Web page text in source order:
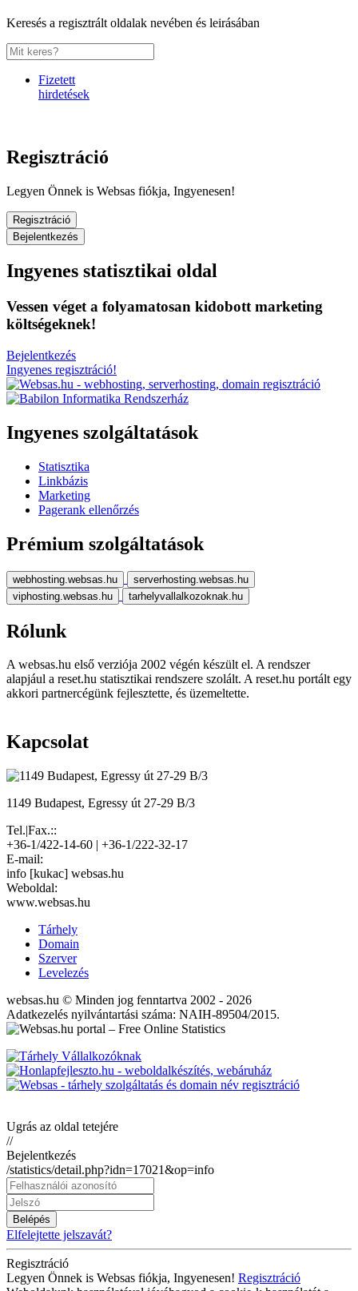
Keresés a regisztrált oldalak nevében és leirásában
Fizetett
hirdetések
Regisztráció
Legyen Önnek is Websas fiókja, Ingyenesen!
Regisztráció
Bejelentkezés
Ingyenes statisztikai oldal
Vessen véget a folyamatosan kidobott marketing
költségeknek!
Bejelentkezés
Ingyenes regisztráció!
Ingyenes szolgáltatások
Statisztika
Linkbázis
Marketing
Pagerank ellenőrzés
Prémium szolgáltatások
webhosting.websas.hu
serverhosting.websas.hu
viphosting.websas.hu
tarhelyvallalkozoknak.hu
Rólunk
A websas.hu első verziója 2002 végén készült el. A rendszer
alapjául a reset.hu statisztikai rendszere szolált. A reset.hu portált egy
akkori partnercégünk fejlesztette, és üzemeltette.
Kapcsolat
1149 Budapest, Egressy út 27-29 B/3
Tel.|Fax.::
+36-1/422-14-60 | +36-1/222-32-17
E-mail:
info [kukac] websas.hu
Weboldal:
www.websas.hu
Tárhely
Domain
Szerver
Levelezés
websas.hu © Minden jog fenntartva 2002 - 2026
Adatkezelés nyilvántartási száma: NAIH-89504/2015.
Ugrás az oldal tetejére
//
Bejelentkezés
/statistics/detail.php?idn=17021&op=info
Belépés
Elfelejtette jelszavát?
Regisztráció
Legyen Önnek is Websas fiókja, Ingyenesen! Regisztráció